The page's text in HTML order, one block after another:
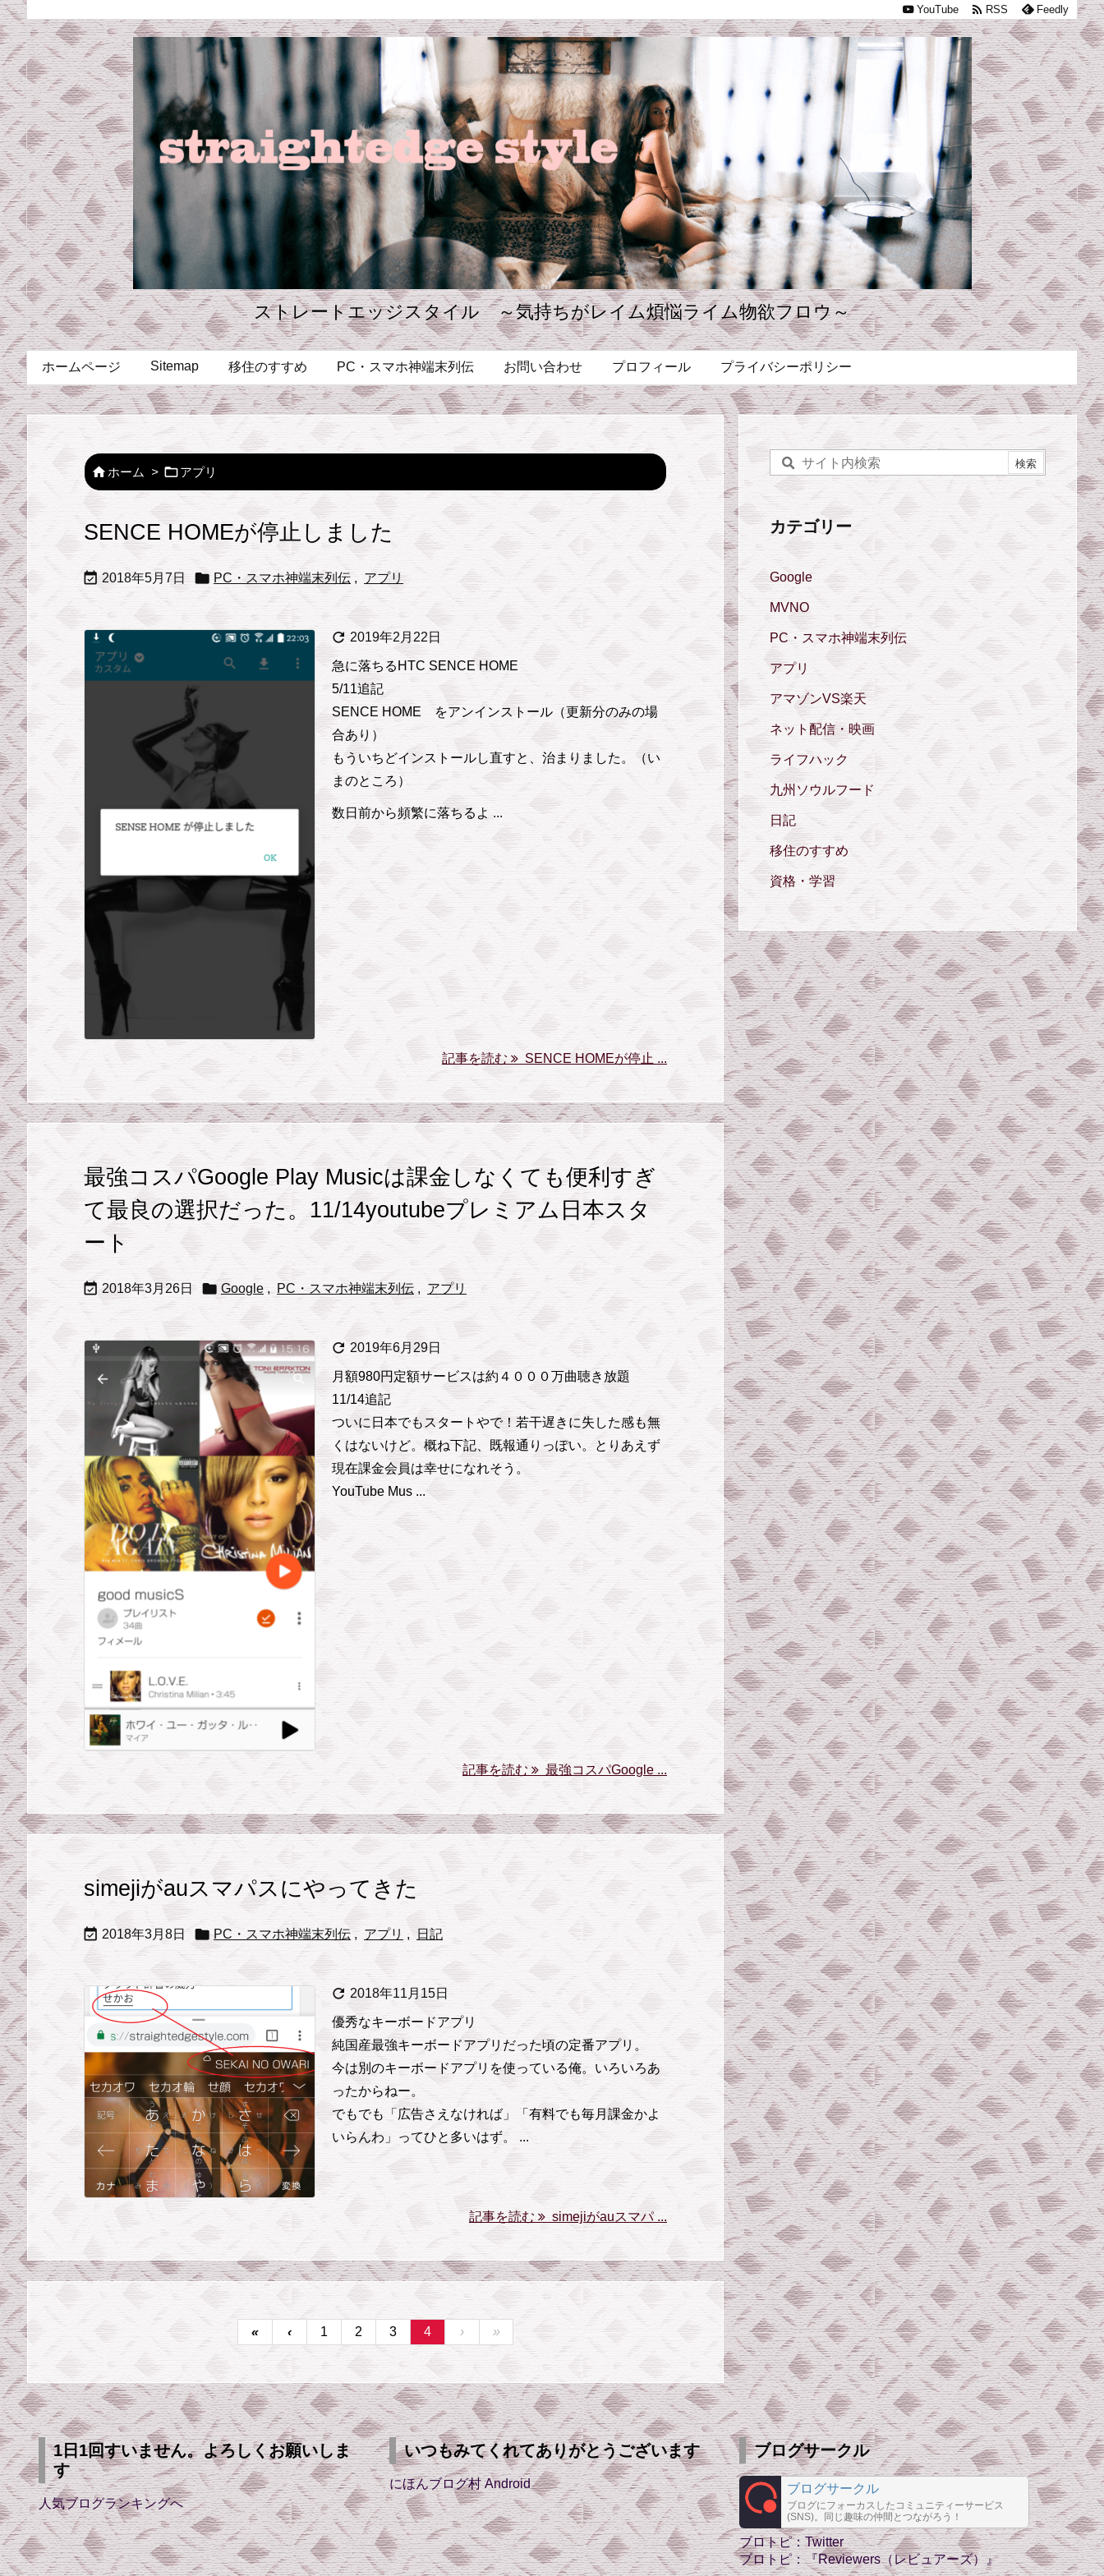
ストレートエッジスタイル ～気持ちがレイム煩悩ライム物欲フロウ～
ホームページ Sitemap 移住のすすめ PC・スマホ神端末列伝 お問い合わせ プロフィール プライバシーポリシー
YouTube  RSS Feedly
 ホーム > アプリ
SENCE HOMEが停止しました
 2018年5月7日  PC・スマホ神端末列伝 , アプリ
 2019年2月22日
急に落ちるHTC SENCE HOME
5/11追記
SENCE HOME をアンインストール（更新分のみの場
合あり）
もういちどインストールし直すと、治まりました。（い
まのところ）
数日前から頻繁に落ちるよ ...
記事を読む SENCE HOMEが停止 ...
最強コスパGoogle Play Musicは課金しなくても便利すぎ
て最良の選択だった。11/14youtubeプレミアム日本スタ
ート
 2018年3月26日  Google , PC・スマホ神端末列伝 , アプリ
 2019年6月29日
月額980円定額サービスは約４０００万曲聴き放題
11/14追記
ついに日本でもスタートやで！若干遅きに失した感も無
くはないけど。概ね下記、既報通りっぽい。とりあえず
現在課金会員は幸せになれそう。
YouTube Mus ...
記事を読む 最強コスパGoogle ...
simejiがauスマパスにやってきた
 2018年3月8日  PC・スマホ神端末列伝 , アプリ , 日記
 2018年11月15日
優秀なキーボードアプリ
純国産最強キーボードアプリだった頃の定番アプリ。
今は別のキーボードアプリを使っている俺。いろいろあ
ったからねー。
でもでも「広告さえなければ」「有料でも毎月課金かよ
いらんわ」ってひと多いはず。 ...
記事を読む simejiがauスマパ ...
« ‹ 1 2 3 4 › »
カテゴリー
Google
MVNO
PC・スマホ神端末列伝
アプリ
アマゾンVS楽天
ネット配信・映画
ライフハック
九州ソウルフード
日記
移住のすすめ
資格・学習
1日1回すいません。よろしくお願いしま
す
人気ブログランキングへ
いつもみてくれてありがとうございます
にほんブログ村 Android
ブログサークル
ブログサークル
ブログにフォーカスしたコミュニティーサービス
(SNS)。同じ趣味の仲間とつながろう！
ブロトピ：Twitter
ブロトピ：『Reviewers（レビュアーズ）』